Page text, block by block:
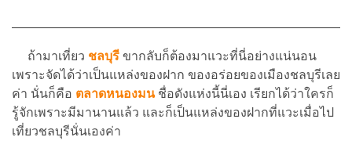
ถ้ามาเที่ยว ชลบุรี ขากลับก็ต้องมาแวะที่นี่อย่างแน่นอน
เพราะจัดได้ว่าเป็นแหล่งของฝาก ของอร่อยของเมืองชลบุรีเลย
ค่า นั่นก็คือ ตลาดหนองมน ชื่อดังแห่งนี้นี่เอง เรียกได้ว่าใครก็
รู้จักเพราะมีมานานแล้ว และก็เป็นแหล่งของฝากที่แวะเมื่อไป
เที่ยวชลบุรีนั่นเองค่า